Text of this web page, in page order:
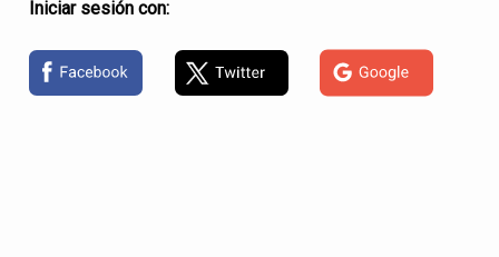
Iniciar sesión con: